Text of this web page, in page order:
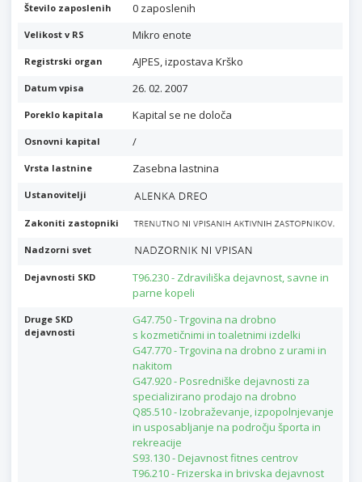
Število zaposlenih 0 zaposlenih
Velikost v RS Mikro enote
Registrski organ AJPES, izpostava Krško
Datum vpisa 26. 02. 2007
Poreklo kapitala Kapital se ne določa
Osnovni kapital /
Vrsta lastnine Zasebna lastnina
Ustanovitelji
Zakoniti zastopniki
Nadzorni svet
Dejavnosti SKD
T96.230 - Zdraviliška dejavnost, savne in
parne kopeli
Druge SKD
dejavnosti
G47.750 - Trgovina na drobno
s kozmetičnimi in toaletnimi izdelki
G47.770 - Trgovina na drobno z urami in
nakitom
G47.920 - Posredniške dejavnosti za
specializirano prodajo na drobno
Q85.510 - Izobraževanje, izpopolnjevanje
in usposabljanje na področju športa in
rekreacije
S93.130 - Dejavnost fitnes centrov
T96.210 - Frizerska in brivska dejavnost